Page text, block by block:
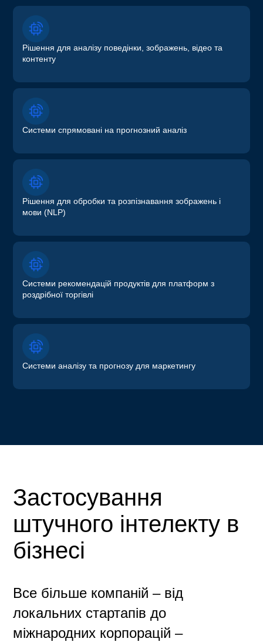
Рішення для аналізу поведінки, зображень, відео та
контенту
Системи спрямовані на прогнозний аналіз
Рішення для обробки та розпізнавання зображень і
мови (NLP)
Системи рекомендацій продуктів для платформ з
роздрібної торгівлі
Системи аналізу та прогнозу для маркетингу
Застосування
штучного інтелекту в
бізнесі
Все більше компаній – від
локальних стартапів до
міжнародних корпорацій –